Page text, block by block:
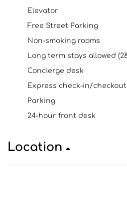
Elevator
Free Street Parking
Non-smoking rooms
Long term stays allowed
Concierge desk
Express check-in/checkout
Parking
24-hour front desk
Location